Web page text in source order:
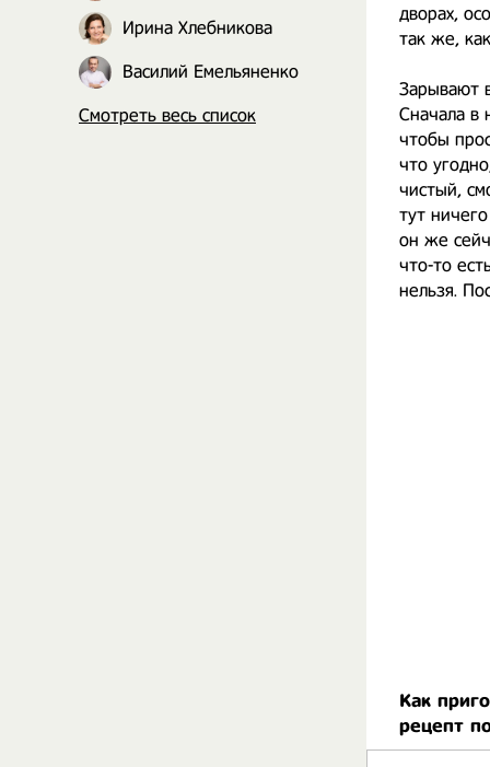
дворах,
так же,
Зарывают
Сначала в
чтобы
что
чистый,
тут
он же
что-то
нельзя.
Как
рецепт
Ирина Хлебникова
Василий Емельяненко
Смотреть весь список